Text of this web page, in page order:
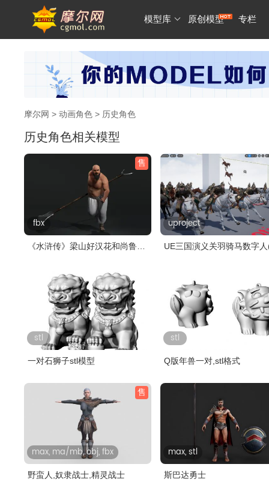
模型库 原创模型 专栏
摩尔网 > 动画角色 > 历史角色
历史角色相关模型
售
fbx
《水浒传》梁山好汉花和尚鲁智
uproject
UE三国演义关羽骑马数字
stl
一对石狮子stl模型
stl
Q版年兽一对,stl格式
售
max, ma/mb, obj, fbx
野蛮人,奴隶战士,精灵战士
max, stl
斯巴达勇士